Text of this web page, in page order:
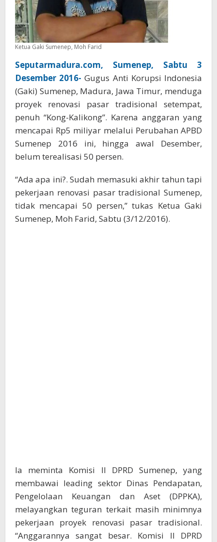
Ketua Gaki Sumenep, Moh Farid
Seputarmadura.com, Sumenep, Sabtu 3
Desember 2016- Gugus Anti Korupsi Indonesia
(Gaki) Sumenep, Madura, Jawa Timur, menduga
proyek renovasi pasar tradisional setempat,
penuh “Kong-Kalikong”. Karena anggaran yang
mencapai Rp5 miliyar melalui Perubahan APBD
Sumenep 2016 ini, hingga awal Desember,
belum terealisasi 50 persen.
“Ada apa ini?. Sudah memasuki akhir tahun tapi
pekerjaan renovasi pasar tradisional Sumenep,
tidak mencapai 50 persen,” tukas Ketua Gaki
Sumenep, Moh Farid, Sabtu (3/12/2016).
Ia meminta Komisi II DPRD Sumenep, yang
membawai leading sektor Dinas Pendapatan,
Pengelolaan Keuangan dan Aset (DPPKA),
melayangkan teguran terkait masih minimnya
pekerjaan proyek renovasi pasar tradisional.
“Anggarannya sangat besar. Komisi II DPRD